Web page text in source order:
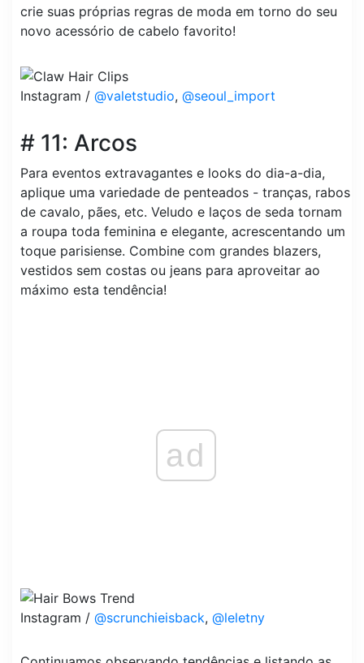
crie suas próprias regras de moda em torno do seu
novo acessório de cabelo favorito!
Instagram / @valetstudio, @seoul_import
# 11: Arcos
Para eventos extravagantes e looks do dia-a-dia,
aplique uma variedade de penteados - tranças, rabos
de cavalo, pães, etc. Veludo e laços de seda tornam
a roupa toda feminina e elegante, acrescentando um
toque parisiense. Combine com grandes blazers,
vestidos sem costas ou jeans para aproveitar ao
máximo esta tendência!
ad
Instagram / @scrunchieisback, @leletny